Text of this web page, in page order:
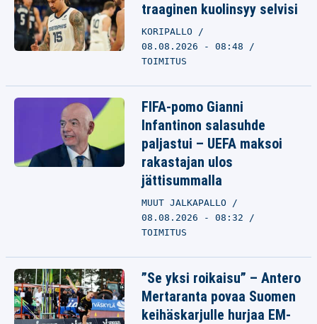
traaginen kuolinsyy selvisi
KORIPALLO
08.08.2026 - 08:48
TOIMITUS
FIFA-pomo Gianni
Infantinon salasuhde
paljastui – UEFA maksoi
rakastajan ulos
jättisummalla
MUUT JALKAPALLO
08.08.2026 - 08:32
TOIMITUS
”Se yksi roikaisu” – Antero
Mertaranta povaa Suomen
keihäskarjulle hurjaa EM-